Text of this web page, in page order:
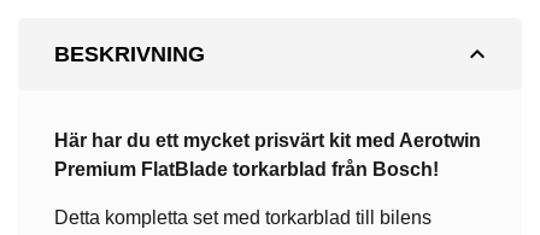
expand_less
BESKRIVNING
Här har du ett mycket prisvärt kit med Aerotwin
Premium FlatBlade torkarblad från Bosch!
Detta kompletta set med torkarblad till bilens